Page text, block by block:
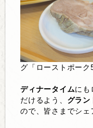
グ「ローストポーク
ディナータイムにも
だけるよう、 グラン
ので、皆さまでシ